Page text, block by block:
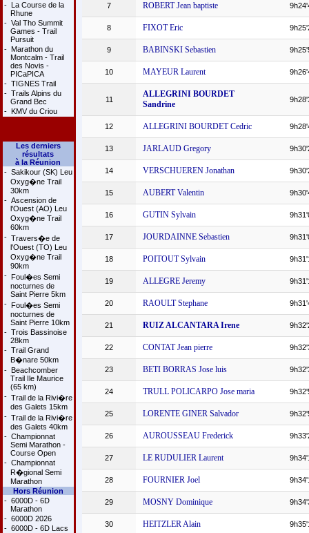
- La Course de la
Rhune
- Val Tho Summit
Games - Trail
Pursuit
- Marathon du
Montcalm - Trail
des Novis -
PICaPICA
- TIGNES Trail
- Trails Alpins du
Grand Bec
- KMV du Criou
Les derniers
résultats
à la Réunion
- Sakikour (SK) Leu
Oxyg�ne Trail
30km
- Ascension de
l'Ouest (AO) Leu
Oxyg�ne Trail
60km
- Travers�e de
l'Ouest (TO) Leu
Oxyg�ne Trail
90km
- Foul�es Semi
nocturnes de
Saint Pierre 5km
- Foul�es Semi
nocturnes de
Saint Pierre 10km
- Trois Bassinoise
28km
- Trail Grand
B�nare 50km
- Beachcomber
Trail Ile Maurice
(65 km)
- Trail de la Rivi�re
des Galets 15km
- Trail de la Rivi�re
des Galets 40km
- Championnat
Semi Marathon -
Course Open
- Championnat
R�gional Semi
Marathon
Hors Réunion
- 6000D - 6D
Marathon
- 6000D 2026
- 6000D - 6D Lacs
7 ROBERT Jean baptiste
8 FIXOT Eric
9 BABINSKI Sebastien
10 MAYEUR Laurent
11
ALLEGRINI BOURDET
Sandrine
12 ALLEGRINI BOURDET Cedric
13 JARLAUD Gregory
14 VERSCHUEREN Jonathan
15 AUBERT Valentin
16 GUTIN Sylvain
17 JOURDAINNE Sebastien
18 POITOUT Sylvain
19 ALLEGRE Jeremy
20 RAOULT Stephane
21 RUIZ ALCANTARA Irene
22 CONTAT Jean pierre
23 BETI BORRAS Jose luis
24 TRULL POLICARPO Jose maria
25 LORENTE GINER Salvador
26 AUROUSSEAU Frederick
27 LE RUDULIER Laurent
28 FOURNIER Joel
29 MOSNY Dominique
30 HEITZLER Alain